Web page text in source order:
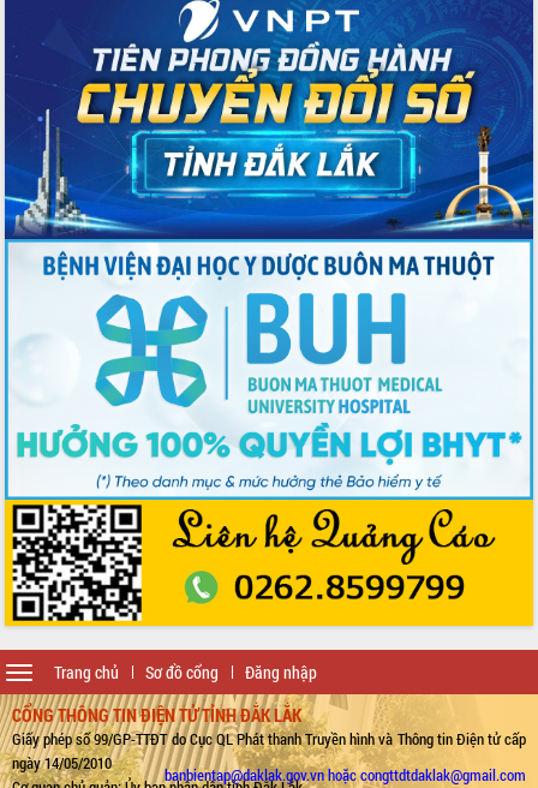
Trang chủ Sơ đồ cổng Đăng nhập
Toggle
navigation
CỔNG THÔNG TIN ĐIỆN TỬ TỈNH ĐẮK LẮK
Giấy phép số 99/GP-TTĐT do Cục QL Phát thanh Truyền hình và Thông tin Điện tử cấp
ngày 14/05/2010
banbientap@daklak.gov.vn hoặc congttdtdaklak@gmail.com